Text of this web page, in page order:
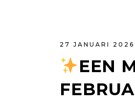
27 JANUARI 2026
EEN